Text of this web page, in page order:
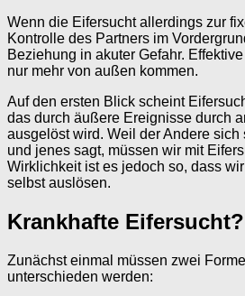
Wenn die Eifersucht allerdings zur
Kontrolle des Partners im
Beziehung in akuter Gefahr.
nur mehr von außen kommen.
Auf den ersten Blick scheint
das durch äußere Ereignisse durch
ausgelöst wird. Weil der Andere sich
und jenes sagt, müssen wir mit
Wirklichkeit ist es jedoch so, dass
selbst auslösen.
Krankhafte Eifersucht?
Zunächst einmal müssen zwei
unterschieden werden: